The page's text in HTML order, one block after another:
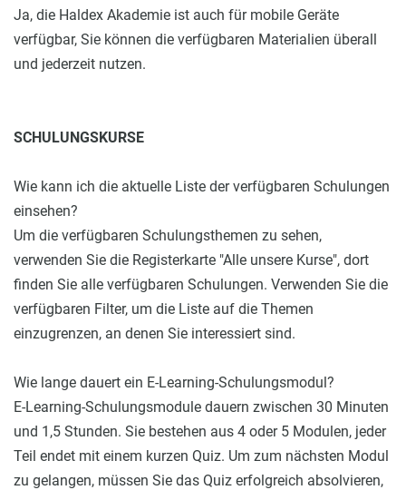
Ja, die Haldex Akademie ist auch für mobile Geräte
verfügbar, Sie können die verfügbaren Materialien überall
und jederzeit nutzen.
SCHULUNGSKURSE
Wie kann ich die aktuelle Liste der verfügbaren Schulungen
einsehen?
Um die verfügbaren Schulungsthemen zu sehen,
verwenden Sie die Registerkarte "Alle unsere Kurse", dort
finden Sie alle verfügbaren Schulungen. Verwenden Sie die
verfügbaren Filter, um die Liste auf die Themen
einzugrenzen, an denen Sie interessiert sind.
Wie lange dauert ein E-Learning-Schulungsmodul?
E-Learning-Schulungsmodule dauern zwischen 30 Minuten
und 1,5 Stunden. Sie bestehen aus 4 oder 5 Modulen, jeder
Teil endet mit einem kurzen Quiz. Um zum nächsten Modul
zu gelangen, müssen Sie das Quiz erfolgreich absolvieren,